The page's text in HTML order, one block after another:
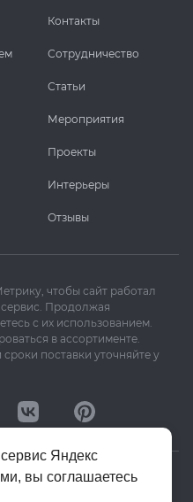
Контакты
Сотрудничество
Статьи
Мероприятия
Проекты
Интерьеры
Отзывы
чтобы сайт работал
Продолжая
с их использованием.
в ассортименте.
поставки уточняйте у
«Апекс»
Яндекс
вы соглашаетесь